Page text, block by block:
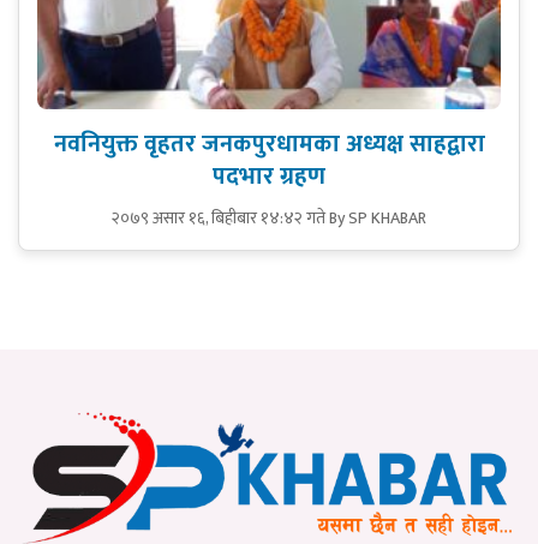
नवनियुक्त वृहतर जनकपुरधामका अध्यक्ष साहद्वारा
पदभार ग्रहण
२०७९ असार १६, बिहीबार १४:४२ गतेBy SP KHABAR